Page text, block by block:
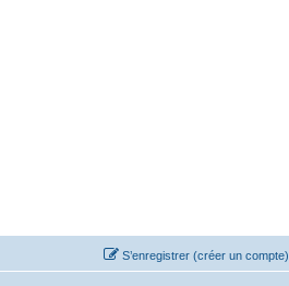
S’enregistrer (créer un compte)